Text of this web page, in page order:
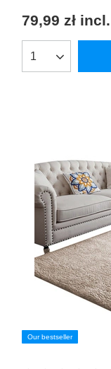
79,99 zł incl.
Our bestseller